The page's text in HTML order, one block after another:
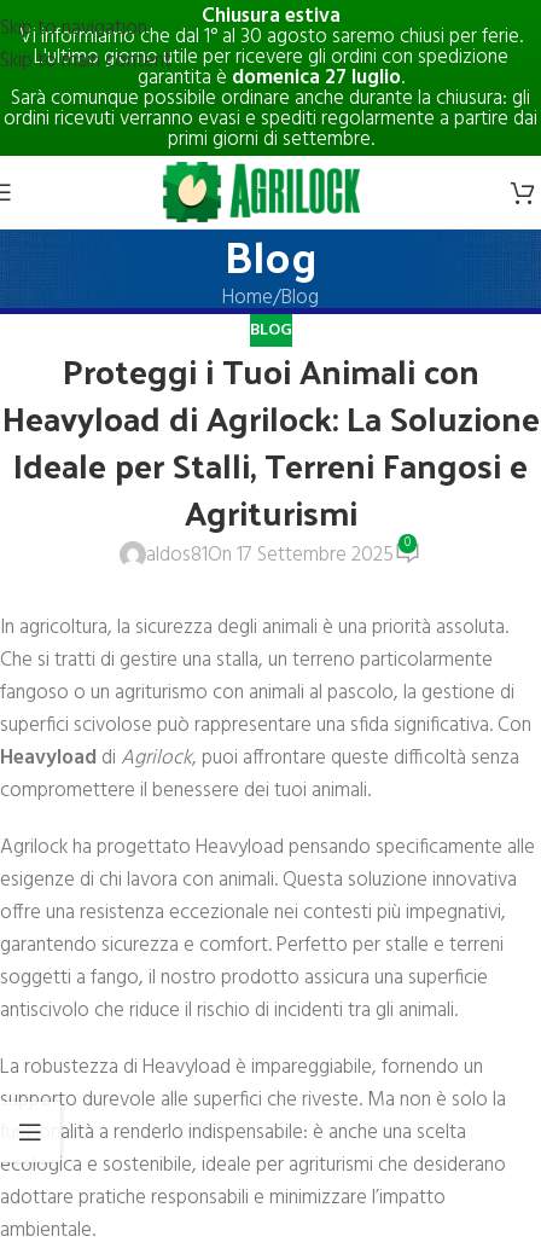
Chiusura estiva
Vi informiamo che dal 1° al 30 agosto saremo chiusi per ferie.
L'ultimo giorno utile per ricevere gli ordini con spedizione
garantita è domenica 27 luglio.
Sarà comunque possibile ordinare anche durante la chiusura: gli
ordini ricevuti verranno evasi e spediti regolarmente a partire dai
primi giorni di settembre.
Skip to navigation
Skip to main content
Blog
Home Blog
BLOG
Proteggi i Tuoi Animali con
Heavyload di Agrilock: La Soluzione
Ideale per Stalli, Terreni Fangosi e
Agriturismi
aldos81On 17 Settembre 2025 0
In agricoltura, la sicurezza degli animali è una priorità assoluta.
Che si tratti di gestire una stalla, un terreno particolarmente
fangoso o un agriturismo con animali al pascolo, la gestione di
superfici scivolose può rappresentare una sfida significativa. Con
Heavyload di Agrilock, puoi affrontare queste difficoltà senza
compromettere il benessere dei tuoi animali.
Agrilock ha progettato Heavyload pensando specificamente alle
esigenze di chi lavora con animali. Questa soluzione innovativa
offre una resistenza eccezionale nei contesti più impegnativi,
garantendo sicurezza e comfort. Perfetto per stalle e terreni
soggetti a fango, il nostro prodotto assicura una superficie
antiscivolo che riduce il rischio di incidenti tra gli animali.
La robustezza di Heavyload è impareggiabile, fornendo un
supporto durevole alle superfici che riveste. Ma non è solo la
funzionalità a renderlo indispensabile: è anche una scelta
ecologica e sostenibile, ideale per agriturismi che desiderano
adottare pratiche responsabili e minimizzare l’impatto
ambientale.